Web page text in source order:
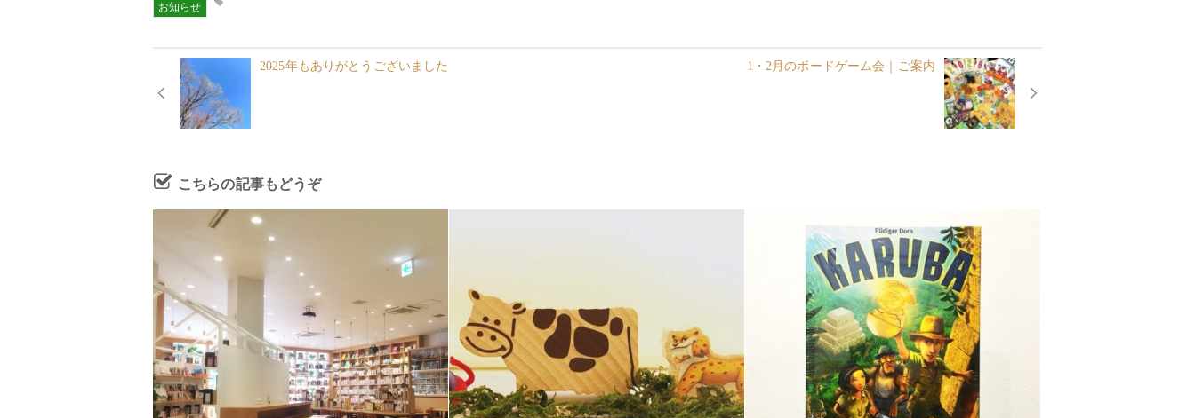
お知らせ
2025年もありがとうございました 1・2月のボードゲーム会｜ご案内
こちらの記事もどうぞ